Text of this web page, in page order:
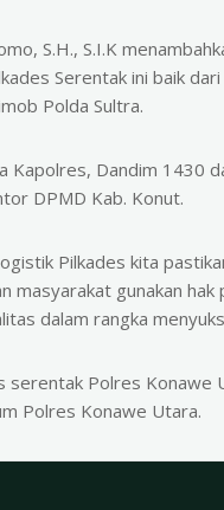
S.H., S.I.K
Serentak ini baik
Polda Sultra.
Kapolres, Dandim 1430
DPMD Kab. Konut.
Pilkades kita
masyarakat gunakan
dalam rangka
serentak Polres
Polres Konawe Utara.